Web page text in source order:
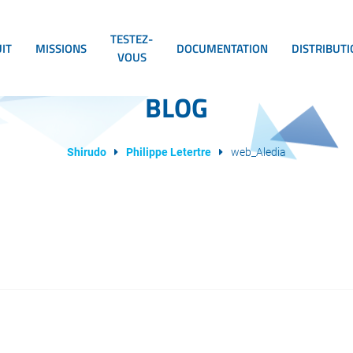
MISSIONS
TESTEZ-
VOUS
DOCUMENTATION
BLOG
Shirudo Philippe Letertre web_Aledia